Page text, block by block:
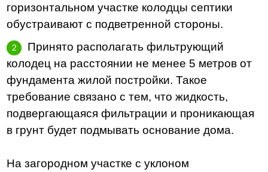
горизонтальном участке колодцы септики
обустраивают с подветренной стороны.
Принято располагать фильтрующий
колодец на расстоянии не менее 5 метров от
фундамента жилой постройки. Такое
требование связано с тем, что жидкость,
подвергающаяся фильтрации и проникающая
в грунт будет подмывать основание дома.
На загородном участке с уклоном